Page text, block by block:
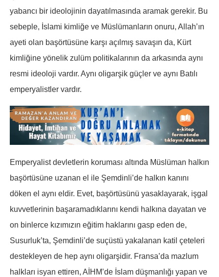
yabancı bir ideolojinin dayatılmasında aramak gerekir. Bu
sebeple, İslami kimliğe ve Müslümanların onuru, Allah’ın
ayeti olan başörtüsüne karşı açılmış savaşın da, Kürt
kimliğine yönelik zulüm politikalarının da arkasında aynı
resmi ideoloji vardır. Aynı oligarşik güçler ve aynı Batılı
emperyalistler vardır.
Emperyalist devletlerin koruması altında Müslüman halkın
başörtüsüne uzanan el ile Şemdinli’de halkın kanını
döken el aynı eldir. Evet, başörtüsünü yasaklayarak, işgal
kuvvetlerinin başaramadıklarını kendi halkına dayatan ve
on binlerce kızımızın eğitim haklarını gasp eden de,
Susurluk’ta, Şemdinli’de suçüstü yakalanan katil çeteleri
destekleyen de hep aynı oligarşidir. Fransa’da mazlum
halkları isyan ettiren, AİHM’de İslam düşmanlığı yapan ve